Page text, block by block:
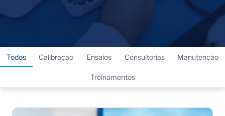
Todos Calibração Ensaios Consultorias Manutenção
Treinamentos